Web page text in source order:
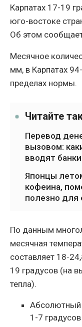
Карпатах 17-19
юго-востоке
Об этом
Месячное
мм, в Карпатах
пределах нормы.
Читайте
Перевод
вызовом:
вводят банки
Японцы
кофеина,
полезно для
По данным
месячная
составляет 18-
19 градусов (на
тепла).
Абсолютный
1-7